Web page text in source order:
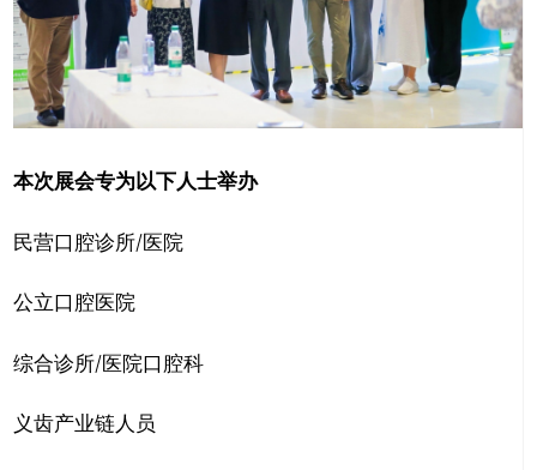
本次展会专为以下人士举办
民营口腔诊所/医院
公立口腔医院
综合诊所/医院口腔科
义齿产业链人员